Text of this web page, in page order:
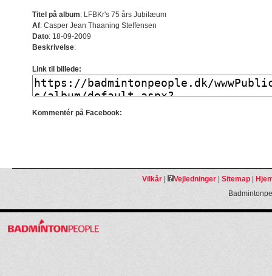
Titel på album: LFBKr's 75 års Jubilæum
Af: Casper Jean Thaaning Steffensen
Dato: 18-09-2009
Beskrivelse:
Link til billede:
Kommentér på Facebook:
Vilkår| Vejledninger| Sitemap|